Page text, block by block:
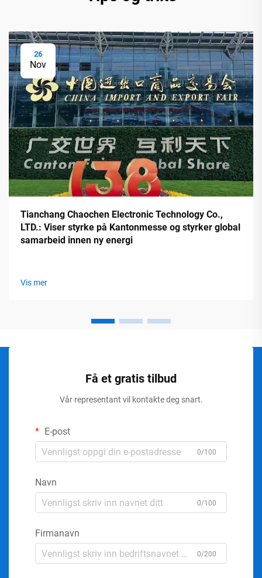
26
Nov
Tianchang Chaochen Electronic Technology Co.,
LTD.: Viser styrke på Kantonmesse og styrker global
samarbeid innen ny energi
Vis mer
Få et gratis tilbud
Vår representant vil kontakte deg snart.
E-post
0/100
Navn
0/100
Firmanavn
0/200